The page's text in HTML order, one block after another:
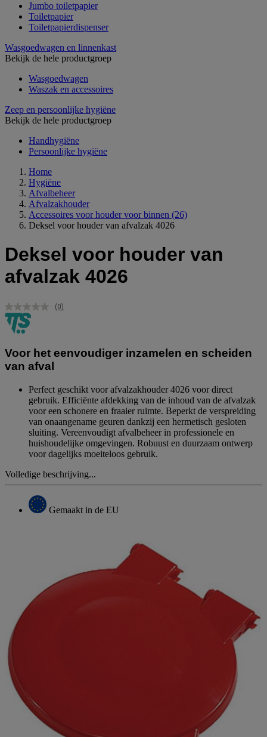
Jumbo toiletpapier
Toiletpapier
Toiletpapierdispenser
Wasgoedwagen en linnenkast
Bekijk de hele productgroep
Wasgoedwagen
Waszak en accessoires
Zeep en persoonlijke hygiëne
Bekijk de hele productgroep
Handhygiëne
Persoonlijke hygiëne
Home
Hygiëne
Afvalbeheer
Afvalzakhouder
Accessoires voor houder voor binnen (26)
Deksel voor houder van afvalzak 4026
Deksel voor houder van
afvalzak 4026
Geen
(0)
Voor het eenvoudiger inzamelen en scheiden
van afval
Perfect geschikt voor afvalzakhouder 4026 voor direct
gebruik. Efficiënte afdekking van de inhoud van de afvalzak
voor een schonere en fraaier ruimte. Beperkt de verspreiding
van onaangename geuren dankzij een hermetisch gesloten
sluiting. Vereenvoudigt afvalbeheer in professionele en
huishoudelijke omgevingen. Robuust en duurzaam ontwerp
voor dagelijks moeiteloos gebruik.
Volledige beschrijving...
Gemaakt in de EU